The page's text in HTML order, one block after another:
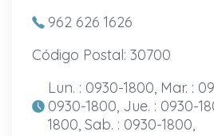
962 626 1626
Código Postal: 30700
Lun. : 0930-1800, Mar. :
0930-1800, Jue. : 0930-
1800, Sab. : 0930-1800,